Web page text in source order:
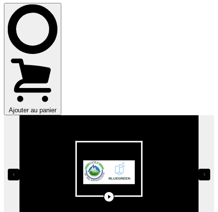
Ajouter au panier